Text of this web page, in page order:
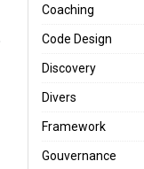
Coaching
Code Design
Discovery
Divers
Framework
Gouvernance